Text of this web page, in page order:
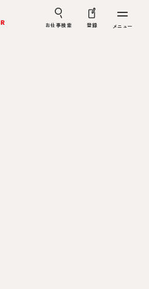
お仕事検索 登録